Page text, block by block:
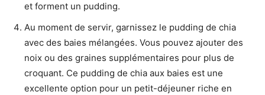
et forment un pudding.
Au moment de servir, garnissez le pudding de chia
avec des baies mélangées. Vous pouvez ajouter des
noix ou des graines supplémentaires pour plus de
croquant. Ce pudding de chia aux baies est une
excellente option pour un petit-déjeuner riche en